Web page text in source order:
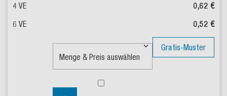
0,62 €
0,52 €
Gratis-Muster